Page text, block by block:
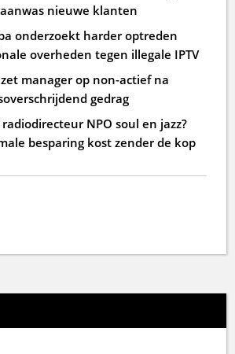
nieuwe klanten
onderzoekt harder optreden
overheden tegen illegale IPTV
zet manager op non-actief na
gedrag
NPO soul en jazz?
besparing kost zender de kop